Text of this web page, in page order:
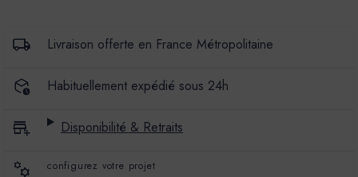
COULEUR
CRIQUE
COULEUR
CRIQUE
Livraison offerte en France Métropolitaine
Habituellement expédié sous 24h
Disponibilité & Retraits
configurez votre projet